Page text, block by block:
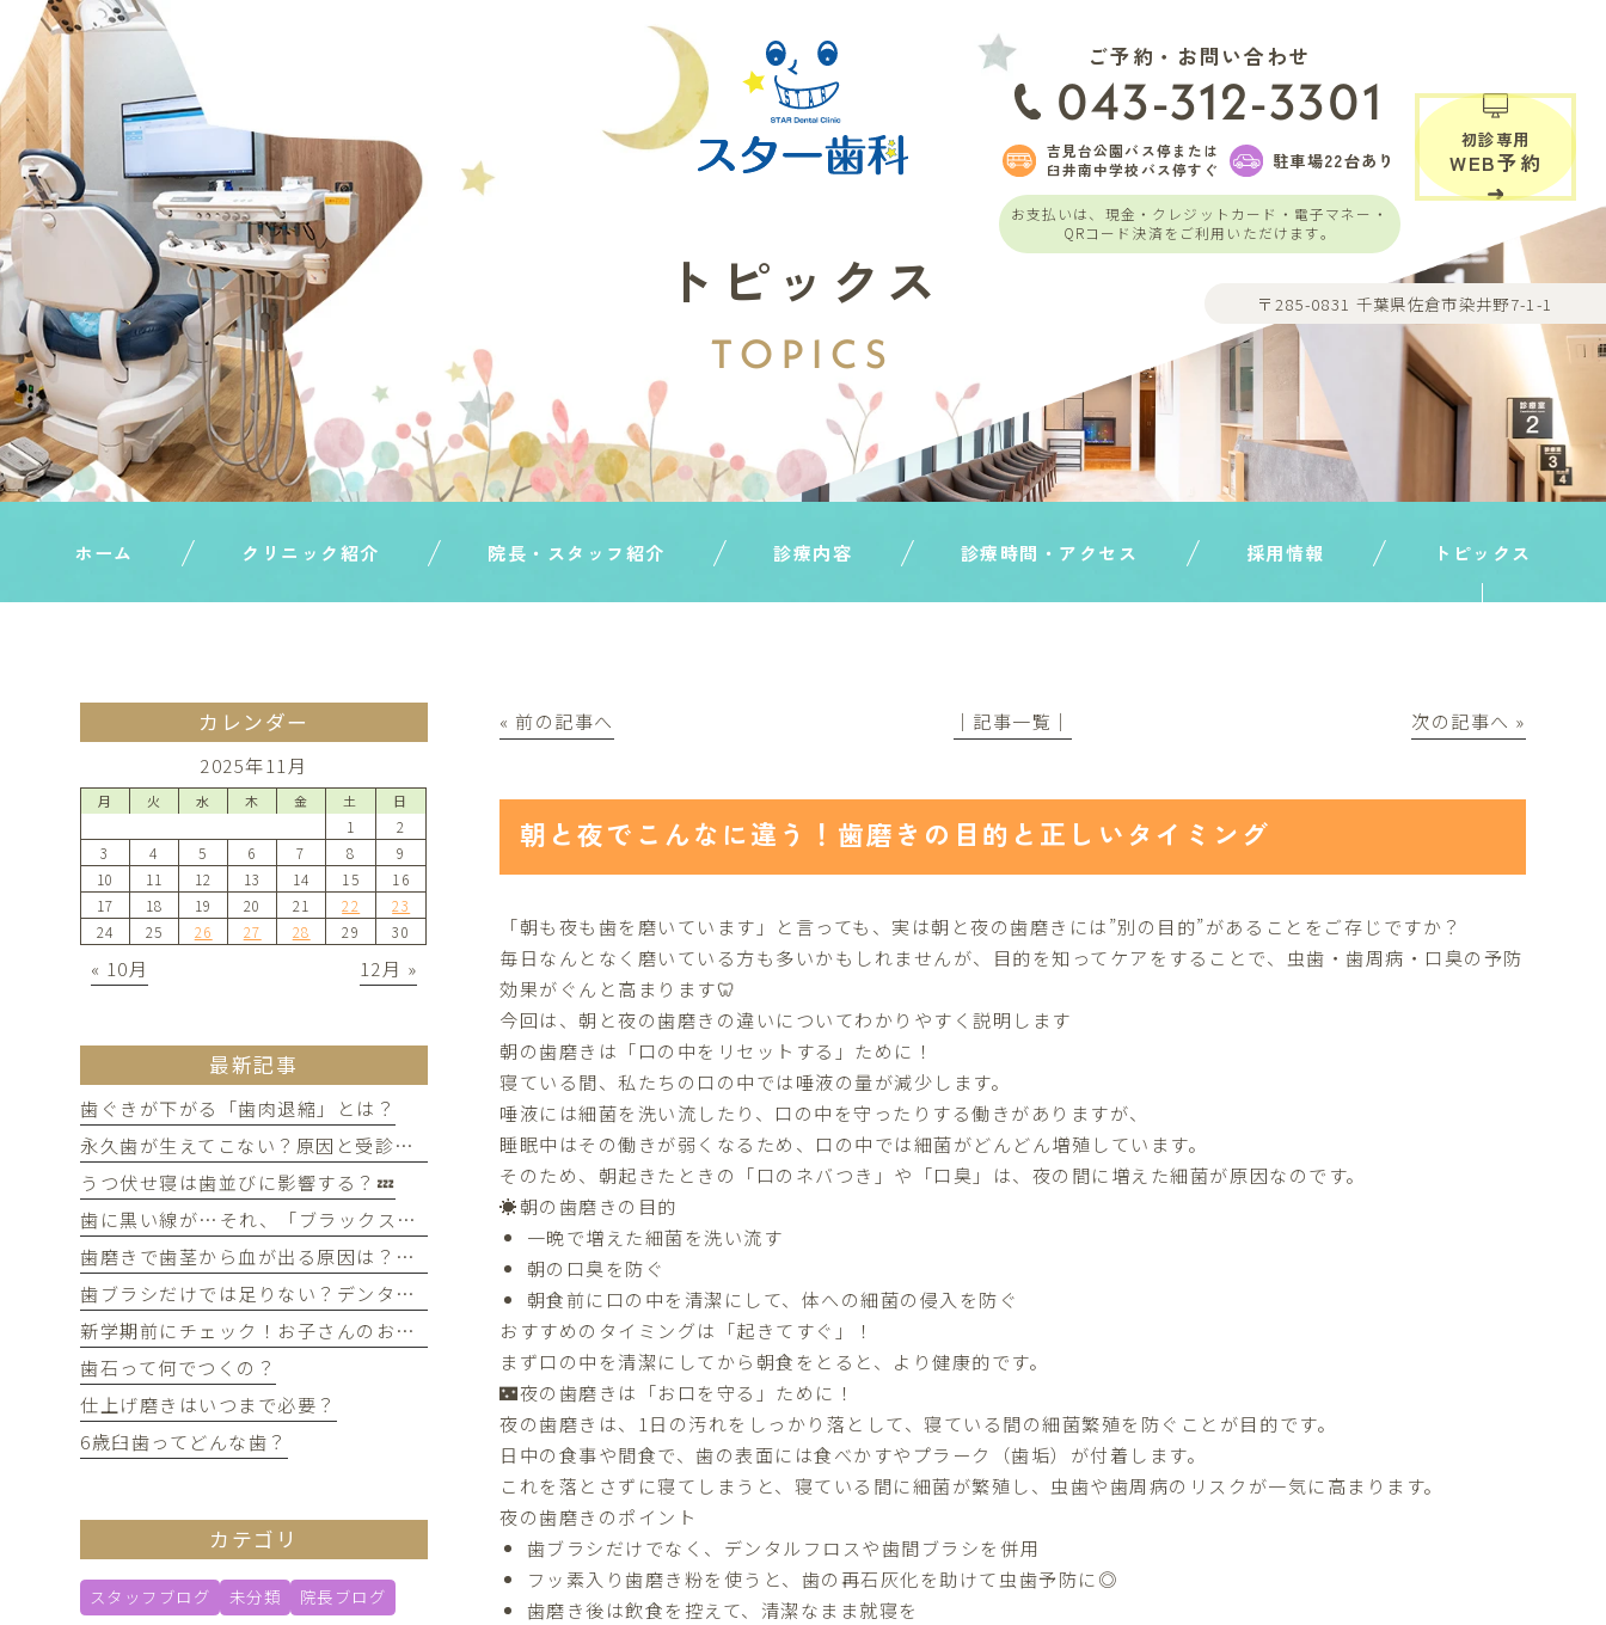
ご予約・お問い合わせ
043-312-3301
吉見台公園バス停または
臼井南中学校バス停すぐ
駐車場22台あり
お支払いは、現金・クレジットカード・電子マネー・
QRコード決済をご利用いただけます。
初診専用
WEB予約
〒285-0831 千葉県佐倉市染井野7-1-1
トピックス
TOPICS
ホーム クリニック紹介 院長・スタッフ紹介 診療内容 診療時間・アクセス 採用情報 トピックス
« 前の記事へ │記事一覧│ 次の記事へ »
朝と夜でこんなに違う！歯磨きの目的と正しいタイミング
「朝も夜も歯を磨いています」と言っても、実は朝と夜の歯磨きには”別の目的”があることをご存じですか？
毎日なんとなく磨いている方も多いかもしれませんが、目的を知ってケアをすることで、虫歯・歯周病・口臭の予防
効果がぐんと高まります🦷
今回は、朝と夜の歯磨きの違いについてわかりやすく説明します
朝の歯磨きは「口の中をリセットする」ために！
寝ている間、私たちの口の中では唾液の量が減少します。
唾液には細菌を洗い流したり、口の中を守ったりする働きがありますが、
睡眠中はその働きが弱くなるため、口の中では細菌がどんどん増殖しています。
そのため、朝起きたときの「口のネバつき」や「口臭」は、 夜の間に増えた細菌が原因なのです。
☀️朝の歯磨きの目的
一晩で増えた細菌を洗い流す
朝の口臭を防ぐ
朝食前に口の中を清潔にして、体への細菌の侵入を防ぐ
おすすめのタイミングは「起きてすぐ」！
まず口の中を清潔にしてから朝食をとると、より健康的です。
🌃夜の歯磨きは「お口を守る」ために！
夜の歯磨きは、1日の汚れをしっかり落として、寝ている間の細菌繁殖を防ぐことが目的です。
日中の食事や間食で、歯の表面には食べかすやプラーク（歯垢）が付着します。
これを落とさずに寝てしまうと、寝ている間に細菌が繁殖し、 虫歯や歯周病のリスクが一気に高まります。
夜の歯磨きのポイント
歯ブラシだけでなく、デンタルフロスや歯間ブラシを併用
フッ素入り歯磨き粉を使うと、歯の再石灰化を助けて虫歯予防に◎
歯磨き後は飲食を控えて、清潔なまま就寝を
カレンダー
2025年11月
月 火 水 木 金 土 日
1
2
3
4 5 6 7 8
9
10
11 12 13 14 15
16
17
18 19 20 21 22
23
24
25 26 27 28 29 30
« 10月 12月 »
最新記事
歯ぐきが下がる「歯肉退縮」とは？
永久歯が生えてこない？原因と受診のタイミングについて
うつ伏せ寝は歯並びに影響する？💤
歯に黒い線が…それ、「ブラックステイン」かもしれません！
歯磨きで歯茎から血が出る原因は？痛みがなくても受診すべき判断基準
歯ブラシだけでは足りない？デンタルフロスを使うメリット
新学期前にチェック！お子さんのお口の健康、大丈夫？
歯石って何でつくの？
仕上げ磨きはいつまで必要？
6歳臼歯ってどんな歯？
カテゴリ
スタッフブログ 未分類 院長ブログ